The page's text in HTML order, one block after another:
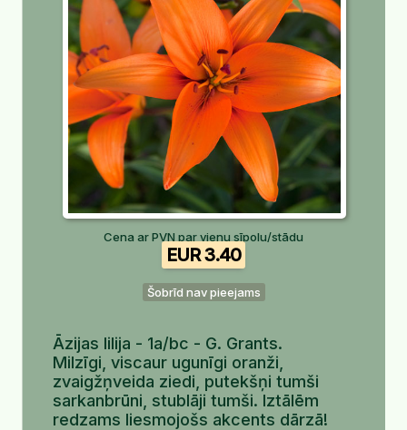
Cena ar PVN par vienu sīpolu/stādu
EUR 3.40
Šobrīd nav pieejams
Āzijas lilija - 1a/bc - G. Grants.
Milzīgi, viscaur ugunīgi oranži,
zvaigžņveida ziedi, putekšņi tumši
sarkanbrūni, stublāji tumši. Iztālēm
redzams liesmojošs akcents dārzā!